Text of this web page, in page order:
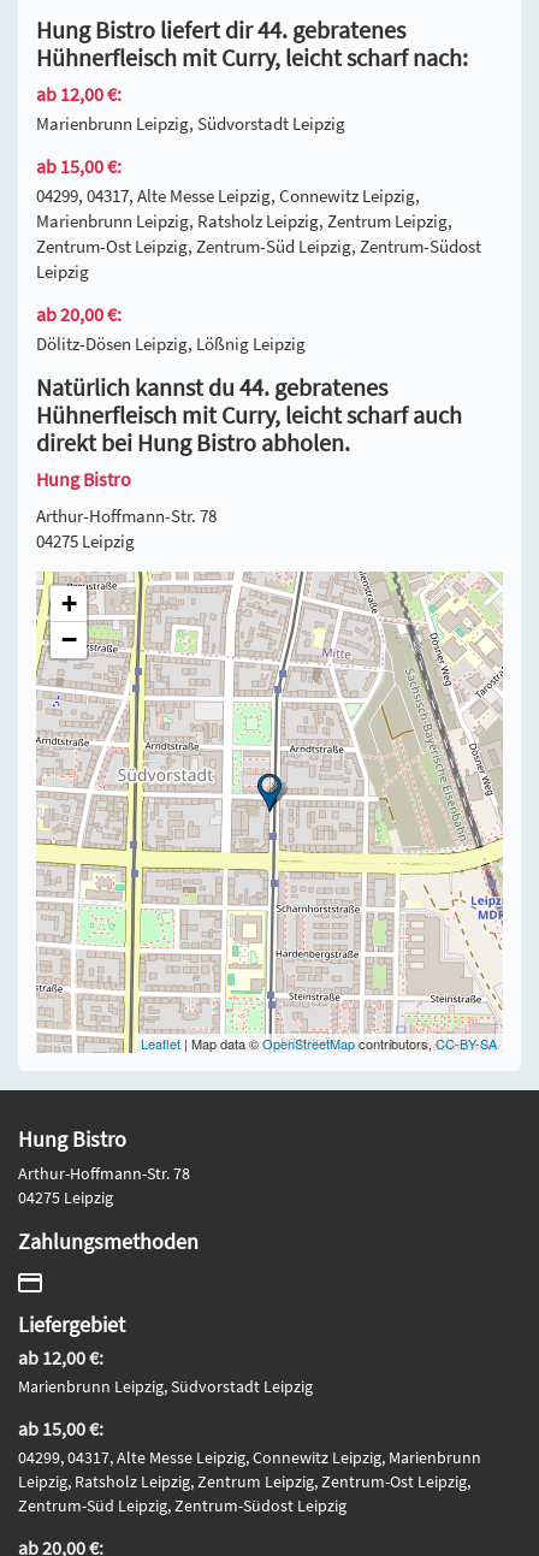
Hung Bistro liefert dir 44. gebratenes
Hühnerfleisch mit Curry, leicht scharf nach:
ab 12,00 €:
Marienbrunn Leipzig, Südvorstadt Leipzig
ab 15,00 €:
04299, 04317, Alte Messe Leipzig, Connewitz Leipzig,
Marienbrunn Leipzig, Ratsholz Leipzig, Zentrum Leipzig,
Zentrum-Ost Leipzig, Zentrum-Süd Leipzig, Zentrum-Südost
Leipzig
ab 20,00 €:
Dölitz-Dösen Leipzig, Lößnig Leipzig
Natürlich kannst du 44. gebratenes
Hühnerfleisch mit Curry, leicht scharf auch
direkt bei Hung Bistro abholen.
Hung Bistro
Arthur-Hoffmann-Str. 78
04275 Leipzig
+
−
Leaflet | Map data ©OpenStreetMapcontributors,CC-BY-SA
Hung Bistro
Arthur-Hoffmann-Str. 78
04275 Leipzig
Zahlungsmethoden
Liefergebiet
ab 12,00 €:
Marienbrunn Leipzig, Südvorstadt Leipzig
ab 15,00 €:
04299, 04317, Alte Messe Leipzig, Connewitz Leipzig, Marienbrunn
Leipzig, Ratsholz Leipzig, Zentrum Leipzig, Zentrum-Ost Leipzig,
Zentrum-Süd Leipzig, Zentrum-Südost Leipzig
ab 20,00 €: